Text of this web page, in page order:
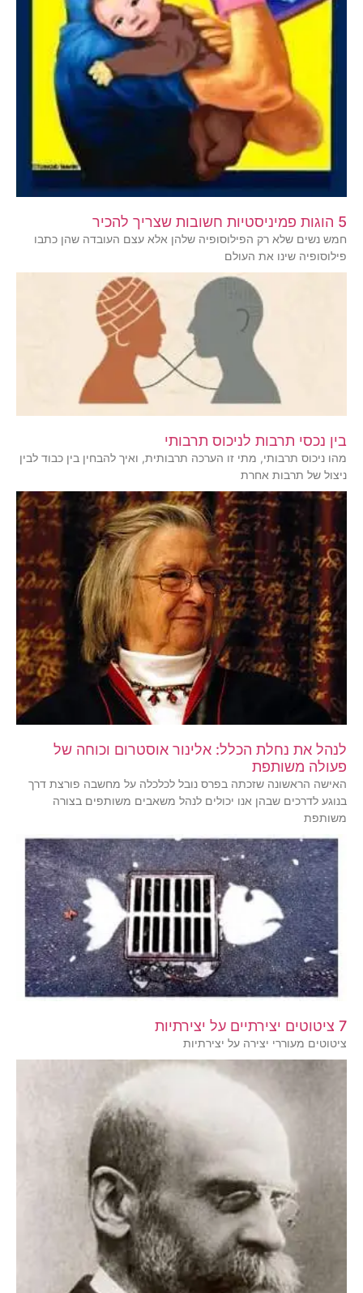
5 הוגות פמיניסטיות חשובות שצריך להכיר
חמש נשים שלא רק הפילוסופיה שלהן אלא עצם העובדה שהן כתבו
פילוסופיה שינו את העולם
בין נכסי תרבות לניכוס תרבותי
מהו ניכוס תרבותי, מתי זו הערכה תרבותית, ואיך להבחין בין כבוד לבין
ניצול של תרבות אחרת
לנהל את נחלת הכלל: אלינור אוסטרום וכוחה של
פעולה משותפת
האישה הראשונה שזכתה בפרס נובל לכלכלה על מחשבה פורצת דרך
בנוגע לדרכים שבהן אנו יכולים לנהל משאבים משותפים בצורה
משותפת
7 ציטוטים יצירתיים על יצירתיות
ציטוטים מעוררי יצירה על יצירתיות